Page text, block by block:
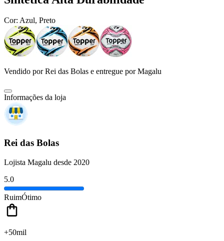
Cor: Azul, Preto
Vendido porRei das Bolas e entregue por Magalu
Informações da loja
Rei das Bolas
Lojista Magalu desde 2020
5.0
RuimÓtimo
+50mil